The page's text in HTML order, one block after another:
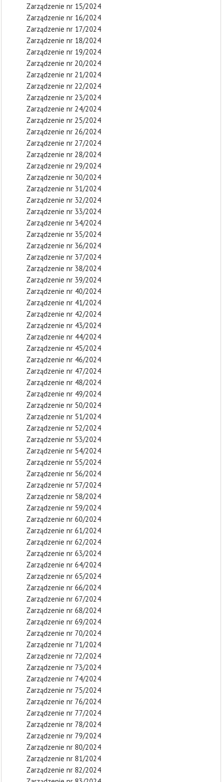
Zarządzenie nr 15/2024
Zarządzenie nr 16/2024
Zarządzenie nr 17/2024
Zarządzenie nr 18/2024
Zarządzenie nr 19/2024
Zarządzenie nr 20/2024
Zarządzenie nr 21/2024
Zarządzenie nr 22/2024
Zarządzenie nr 23/2024
Zarządzenie nr 24/2024
Zarządzenie nr 25/2024
Zarządzenie nr 26/2024
Zarządzenie nr 27/2024
Zarządzenie nr 28/2024
Zarządzenie nr 29/2024
Zarządzenie nr 30/2024
Zarządzenie nr 31/2024
Zarządzenie nr 32/2024
Zarządzenie nr 33/2024
Zarządzenie nr 34/2024
Zarządzenie nr 35/2024
Zarządzenie nr 36/2024
Zarządzenie nr 37/2024
Zarządzenie nr 38/2024
Zarządzenie nr 39/2024
Zarządzenie nr 40/2024
Zarządzenie nr 41/2024
Zarządzenie nr 42/2024
Zarządzenie nr 43/2024
Zarządzenie nr 44/2024
Zarządzenie nr 45/2024
Zarządzenie nr 46/2024
Zarządzenie nr 47/2024
Zarządzenie nr 48/2024
Zarządzenie nr 49/2024
Zarządzenie nr 50/2024
Zarządzenie nr 51/2024
Zarządzenie nr 52/2024
Zarządzenie nr 53/2024
Zarządzenie nr 54/2024
Zarządzenie nr 55/2024
Zarządzenie nr 56/2024
Zarządzenie nr 57/2024
Zarządzenie nr 58/2024
Zarządzenie nr 59/2024
Zarządzenie nr 60/2024
Zarządzenie nr 61/2024
Zarządzenie nr 62/2024
Zarządzenie nr 63/2024
Zarządzenie nr 64/2024
Zarządzenie nr 65/2024
Zarządzenie nr 66/2024
Zarządzenie nr 67/2024
Zarządzenie nr 68/2024
Zarządzenie nr 69/2024
Zarządzenie nr 70/2024
Zarządzenie nr 71/2024
Zarządzenie nr 72/2024
Zarządzenie nr 73/2024
Zarządzenie nr 74/2024
Zarządzenie nr 75/2024
Zarządzenie nr 76/2024
Zarządzenie nr 77/2024
Zarządzenie nr 78/2024
Zarządzenie nr 79/2024
Zarządzenie nr 80/2024
Zarządzenie nr 81/2024
Zarządzenie nr 82/2024